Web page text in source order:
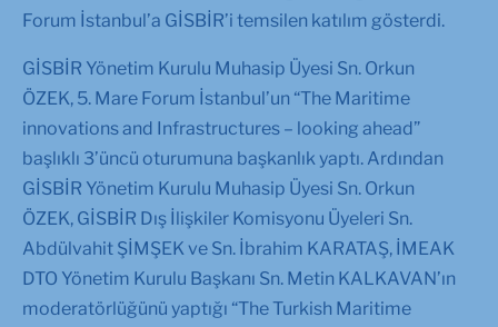
Forum İstanbul’a GİSBİR’i temsilen katılım gösterdi.
GİSBİR Yönetim Kurulu Muhasip Üyesi Sn. Orkun
ÖZEK, 5. Mare Forum İstanbul’un “The Maritime
innovations and Infrastructures – looking ahead”
başlıklı 3’üncü oturumuna başkanlık yaptı. Ardından
GİSBİR Yönetim Kurulu Muhasip Üyesi Sn. Orkun
ÖZEK, GİSBİR Dış İlişkiler Komisyonu Üyeleri Sn.
Abdülvahit ŞİMŞEK ve Sn. İbrahim KARATAŞ, İMEAK
DTO Yönetim Kurulu Başkanı Sn. Metin KALKAVAN’ın
moderatörlüğünü yaptığı “The Turkish Maritime